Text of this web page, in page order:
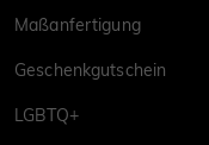
Maßanfertigung
Geschenkgutschein
LGBTQ+